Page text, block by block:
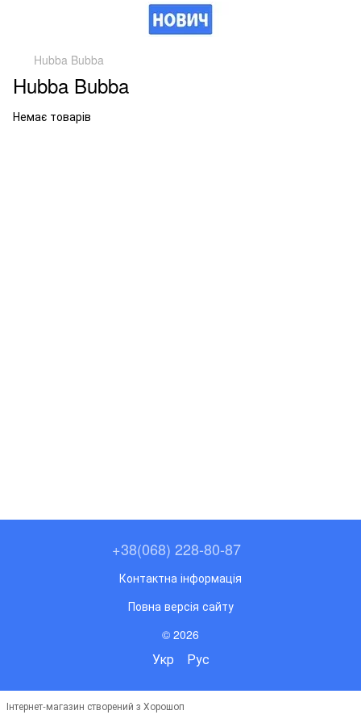
Hubba Bubba
Hubba Bubba
Немає товарів
+38(068) 228-80-87
Контактна інформація
Повна версія сайту
© 2026
Укр Рус
Інтернет-магазин створений з Хорошоп